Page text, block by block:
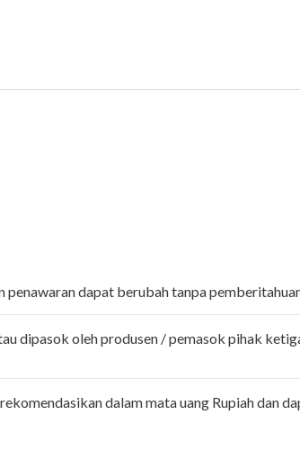
dapat berubah tanpa
dipasok oleh produsen / pemasok pihak
dalam mata uang Rupiah dan